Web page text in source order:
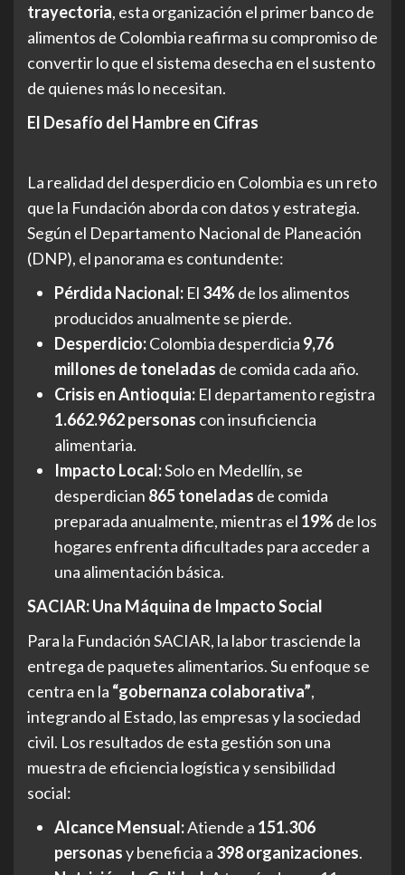
trayectoria, esta organización el primer banco de
alimentos de Colombia reafirma su compromiso de
convertir lo que el sistema desecha en el sustento
de quienes más lo necesitan.
El Desafío del Hambre en Cifras
La realidad del desperdicio en Colombia es un reto
que la Fundación aborda con datos y estrategia.
Según el Departamento Nacional de Planeación
(DNP), el panorama es contundente:
Pérdida Nacional: El 34%de los alimentos
producidos anualmente se pierde.
Desperdicio:Colombia desperdicia 9,76
millones de toneladas de comida cada año.
Crisis en Antioquia: El departamento registra
1.662.962 personas con insuficiencia
alimentaria.
Impacto Local:Solo en Medellín, se
desperdician 865 toneladas de comida
preparada anualmente, mientras el 19%de los
hogares enfrenta dificultades para acceder a
una alimentación básica.
SACIAR: Una Máquina de Impacto Social
Para la Fundación SACIAR, la labor trasciende la
entrega de paquetes alimentarios. Su enfoque se
centra en la “gobernanza colaborativa”,
integrando al Estado, las empresas y la sociedad
civil. Los resultados de esta gestión son una
muestra de eficiencia logística y sensibilidad
social:
Alcance Mensual:Atiende a 151.306
personasy beneficia a 398 organizaciones.